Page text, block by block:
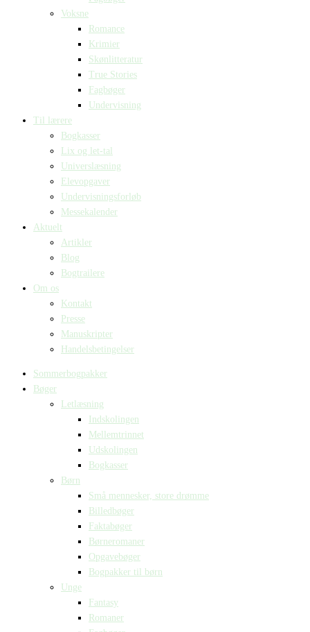
Voksne
Romance
Krimier
Skønlitteratur
True Stories
Fagbøger
Undervisning
Til lærere
Bogkasser
Lix og let-tal
Universlæsning
Elevopgaver
Undervisningsforløb
Messekalender
Aktuelt
Artikler
Blog
Bogtrailere
Om os
Kontakt
Presse
Manuskripter
Handelsbetingelser
Sommerbogpakker
Bøger
Letlæsning
Indskolingen
Mellemtrinnet
Udskolingen
Bogkasser
Børn
Små mennesker, store drømme
Billedbøger
Faktabøger
Børneromaner
Opgavebøger
Bogpakker til børn
Unge
Fantasy
Romaner